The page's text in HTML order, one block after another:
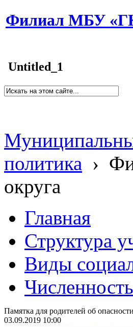
Филиал МБУ
Untitled_1
политика ›
округа
Главная
Структура
Виды
Памятка для родителей об
03.09.2019 10:00